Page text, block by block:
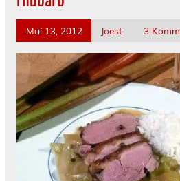
Mai 13, 2012 Joest 3